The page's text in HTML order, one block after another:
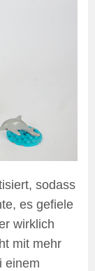
sodass
es gefiele
wirklich
mit mehr
einem